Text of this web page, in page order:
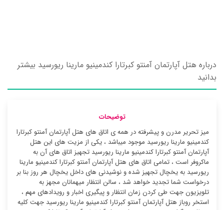
درباره هتل آپارتمان آمنتو کبرتارا کندمینیو مارینا ریورسید بیشتر
بدانید
توضیحات
میز تحریر مدرن و پیشرفته در همه ی اتاق های هتل آپارتمان آمنتو کبرتارا
کندمینیو مارینا ریورسید موجود میباشد ، یکی از مزیت های این هتل
آپارتمان آمنتو کبرتارا کندمینیو مارینا ریورسید تجهیز اتاق های آن به
ماکروفر است ، تمامی اتاق های هتل آپارتمان آمنتو کبرتارا کندمینیو مارینا
ریورسید به یخچال تجهیز شده و نوشیدنی های داخل یخچال هر روز بنا بر
درخواست شما تجدید خواهد شد ، سالن انتظار میهمانان مجهز به
تلویزیون جهت طی کردن زمان انتظار و پیگیری اخبار و رویدادهای مهم ،
استخر روباز هتل آپارتمان آمنتو کبرتارا کندمینیو مارینا ریورسید جهت کلیه